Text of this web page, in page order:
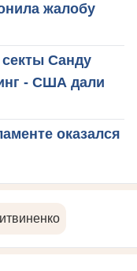
жалобу
Санду
- США дали
оказался